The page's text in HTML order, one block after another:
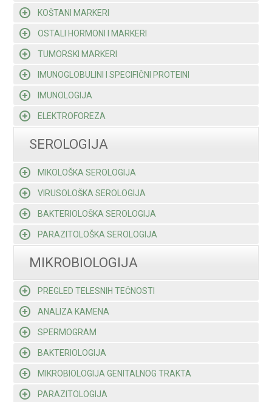
KOŠTANI MARKERI
OSTALI HORMONI I MARKERI
TUMORSKI MARKERI
IMUNOGLOBULINI I SPECIFIČNI PROTEINI
IMUNOLOGIJA
ELEKTROFOREZA
SEROLOGIJA
MIKOLOŠKA SEROLOGIJA
VIRUSOLOŠKA SEROLOGIJA
BAKTERIOLOŠKA SEROLOGIJA
PARAZITOLOŠKA SEROLOGIJA
MIKROBIOLOGIJA
PREGLED TELESNIH TEČNOSTI
ANALIZA KAMENA
SPERMOGRAM
BAKTERIOLOGIJA
MIKROBIOLOGIJA GENITALNOG TRAKTA
PARAZITOLOGIJA